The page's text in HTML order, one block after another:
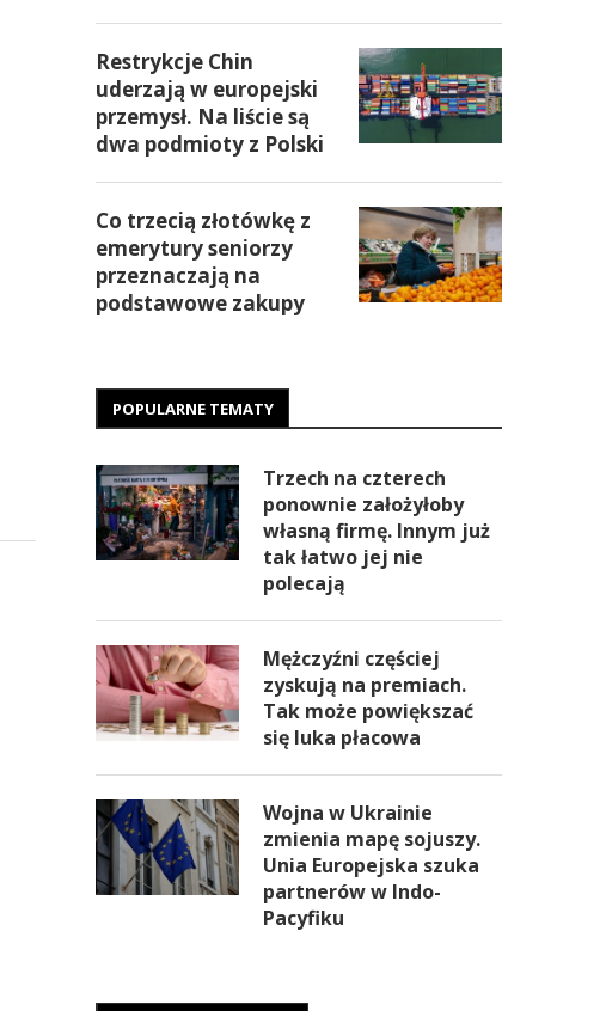
Restrykcje Chin
uderzają w europejski
przemysł. Na liście są
dwa podmioty z Polski
Co trzecią złotówkę z
emerytury seniorzy
przeznaczają na
podstawowe zakupy
POPULARNE TEMATY
Trzech na czterech
ponownie założyłoby
własną firmę. Innym już
tak łatwo jej nie
polecają
Mężczyźni częściej
zyskują na premiach.
Tak może powiększać
się luka płacowa
Wojna w Ukrainie
zmienia mapę sojuszy.
Unia Europejska szuka
partnerów w Indo-
Pacyfiku